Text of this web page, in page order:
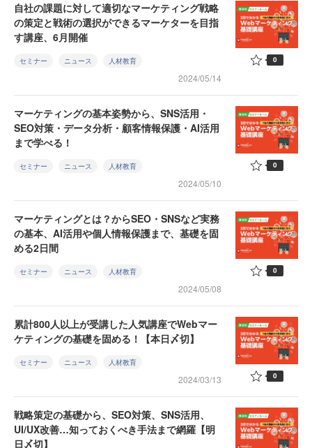
自社の課題に対して適切なマーケティング戦略
の策定と戦術の選択ができるマーケターを目指
す講座、6月開催
セミナー ニュース 人材教育
2024/05/14
0
マーケティングの基本姿勢から、SNS活用・
SEO対策・データ分析・顧客情報保護・AI活用
まで学べる！
セミナー ニュース 人材教育
2024/05/10
0
マーケティングとは？からSEO・SNSなど実務
の基本、AI活用や個人情報保護まで、基礎を固
める2日間
セミナー ニュース 人材教育
2024/05/08
0
累計800人以上が受講した人気講座でWebマー
ケティングの基礎を固める！【本日〆切】
セミナー ニュース 人材教育
2024/03/13 0
戦略策定の基礎から、SEO対策、SNS活用、
UI/UX改善…知っておくべき手法まで網羅【明
日〆切】